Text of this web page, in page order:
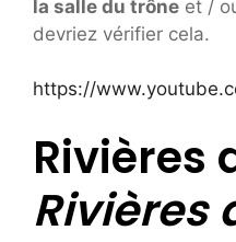
la salle du trône et /
devriez vérifier cela.
https://
Rivières
Rivières